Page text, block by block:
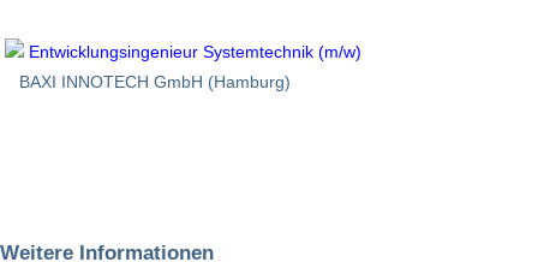
Entwicklungsingenieur Systemtechnik (m/w)
BAXI INNOTECH GmbH (Hamburg)
Weitere Informationen